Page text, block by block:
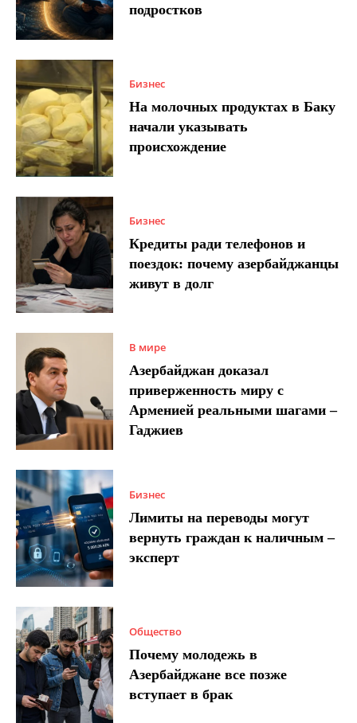
подростков
Бизнес
На молочных продуктах в Баку
начали указывать
происхождение
Бизнес
Кредиты ради телефонов и
поездок: почему азербайджанцы
живут в долг
В мире
Азербайджан доказал
приверженность миру с
Арменией реальными шагами –
Гаджиев
Бизнес
Лимиты на переводы могут
вернуть граждан к наличным –
эксперт
Общество
Почему молодежь в
Азербайджане все позже
вступает в брак